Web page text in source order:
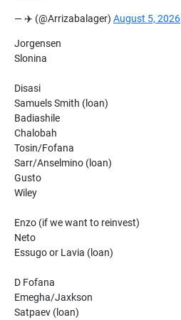
— ✈️ (@Arrizabalager) August 5, 2026
Jorgensen
Slonina
Disasi
Samuels Smith (loan)
Badiashile
Chalobah
Tosin/Fofana
Sarr/Anselmino (loan)
Gusto
Wiley
Enzo (if we want to reinvest)
Neto
Essugo or Lavia (loan)
D Fofana
Emegha/Jaxkson
Satpaev (loan)